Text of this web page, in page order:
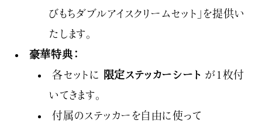
びもちダブルアイスクリームセット」を提供い
たします。
豪華特典：
各セットに
限定ステッカーシート が1枚付
いてきます。
付属のステッカーを自由に使って